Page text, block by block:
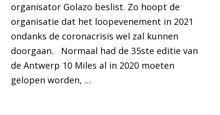
organisator Golazo beslist. Zo hoopt de
organisatie dat het loopevenement in 2021
ondanks de coronacrisis wel zal kunnen
doorgaan. Normaal had de 35ste editie van
de Antwerp 10 Miles al in 2020 moeten
gelopen worden, …